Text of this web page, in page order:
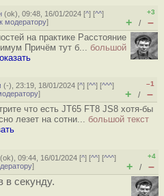
(ok), 09:48, 16/01/2024 [^] [^^]
к модератору]
+3
+ / –
на практике Расстояние
Причём тут б... большой
(-), 23:19, 18/01/2024 [^] [^^] [^^^]
]
–1
+ / –
что есть JT65 FT8 JS8 хотя-бы
лезет на сотни... большой текст
(ok), 09:44, 16/01/2024 [^] [^^] [^^^]
]
+4
+ / –
в секунду.